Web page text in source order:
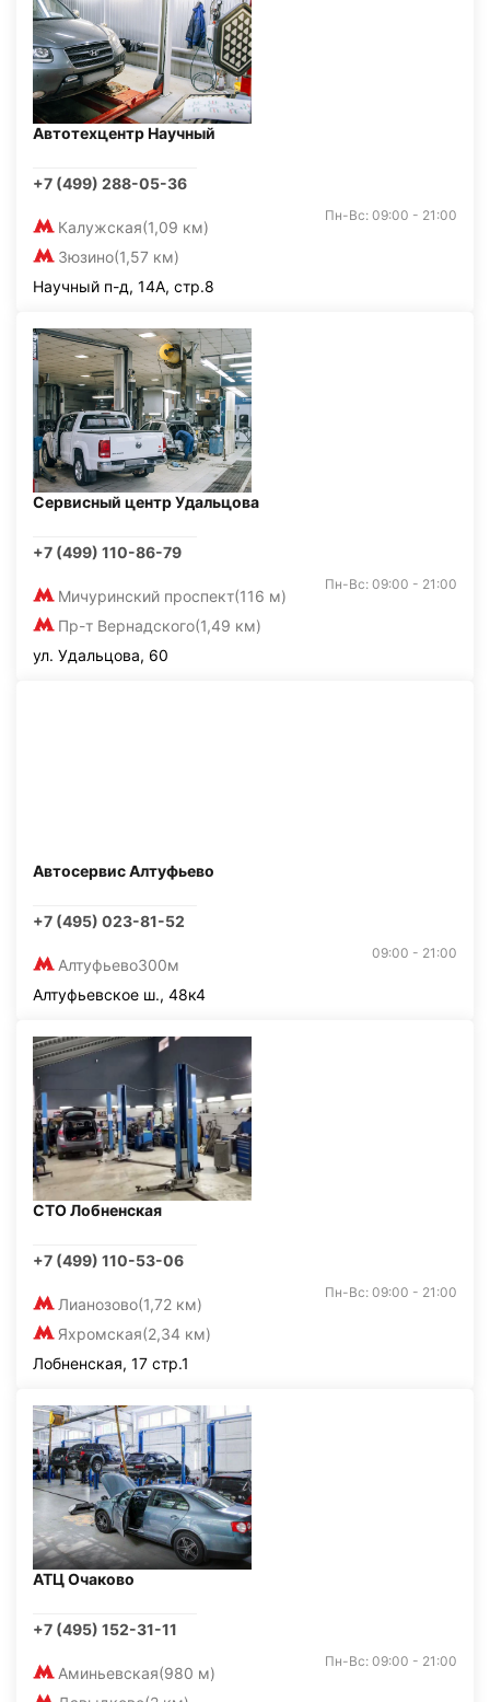
Автотехцентр Научный
+7 (499) 288-05-36
Калужская(1,09 км)
Зюзино(1,57 км)
Пн-Вс: 09:00 - 21:00
Научный п-д, 14А, стр.8
Сервисный центр Удальцова
+7 (499) 110-86-79
Мичуринский проспект(116 м)
Пр-т Вернадского(1,49 км)
Пн-Вс: 09:00 - 21:00
ул. Удальцова, 60
Автосервис Алтуфьево
+7 (495) 023-81-52
Алтуфьево300м
09:00 - 21:00
Алтуфьевское ш., 48к4
СТО Лобненская
+7 (499) 110-53-06
Лианозово(1,72 км)
Яхромская(2,34 км)
Пн-Вс: 09:00 - 21:00
Лобненская, 17 стр.1
АТЦ Очаково
+7 (495) 152-31-11
Аминьевская(980 м)
Пн-Вс: 09:00 - 21:00